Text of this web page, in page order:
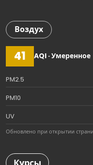
Воздух
41 AQI · Умеренное
PM2.5
PM10
UV
Обновлено при открытии